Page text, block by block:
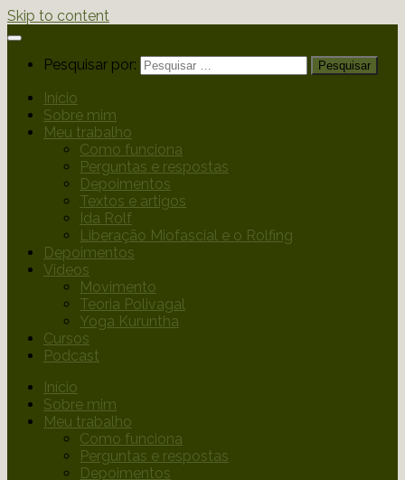
Skip to content
Pesquisar por:
Início
Sobre mim
Meu trabalho
Como funciona
Perguntas e respostas
Depoimentos
Textos e artigos
Ida Rolf
Liberação Miofascial e o Rolfing
Depoimentos
Videos
Movimento
Teoria Polivagal
Yoga Kuruntha
Cursos
Podcast
Início
Sobre mim
Meu trabalho
Como funciona
Perguntas e respostas
Depoimentos